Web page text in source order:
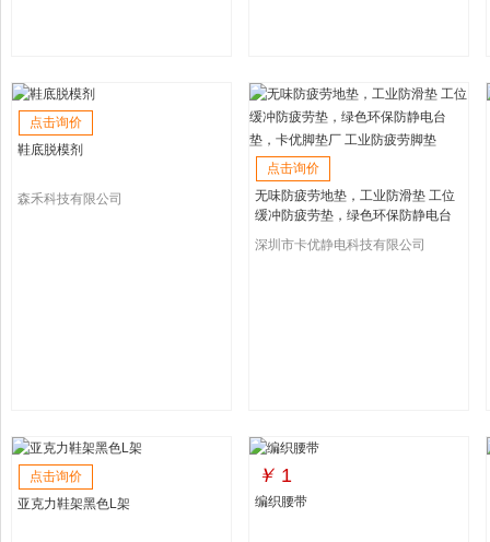
点击询价
鞋底脱模剂
森禾科技有限公司
点击询价
无味防疲劳地垫，工业防滑垫 工位
缓冲防疲劳垫，绿色环保防静电台
垫，卡优脚垫厂 工业防疲劳脚垫
深圳市卡优静电科技有限公司
点击询价
亚克力鞋架黑色L架
￥ 1
编织腰带